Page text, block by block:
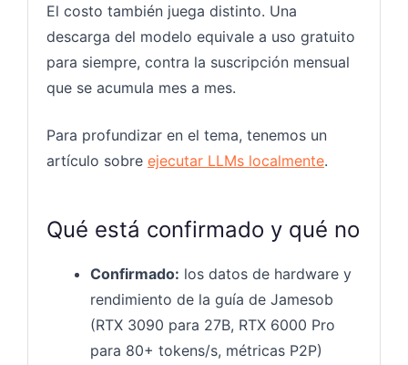
El costo también juega distinto. Una
descarga del modelo equivale a uso gratuito
para siempre, contra la suscripción mensual
que se acumula mes a mes.
Para profundizar en el tema, tenemos un
artículo sobre ejecutar LLMs localmente.
Qué está confirmado y qué no
Confirmado: los datos de hardware y
rendimiento de la guía de Jamesob
(RTX 3090 para 27B, RTX 6000 Pro
para 80+ tokens/s, métricas P2P)